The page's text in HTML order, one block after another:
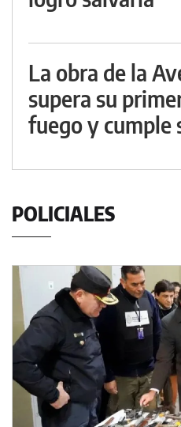
La obra de la
supera su
fuego y cumple
POLICIALES